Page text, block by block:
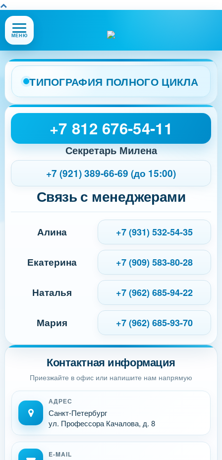
Открыть
или
меню
сайта
МЕНЮ
ТИПОГРАФИЯ ПОЛНОГО ЦИКЛА
Контактная информация
Приезжайте в офис или напишите нам напрямую
АДРЕС
Санкт-Петербург
ул. Профессора Качалова, д. 8
E-MAIL
+7 812 676-54-11
Секретарь Милена
+7 (921) 389-66-69 (до 15:00)
Связь с менеджерами
Алина +7 (931) 532-54-35
Екатерина +7 (909) 583-80-28
Наталья +7 (962) 685-94-22
Мария +7 (962) 685-93-70